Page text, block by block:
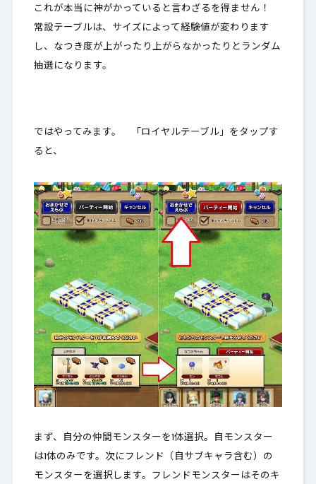
これが本当に神がかっていると言わざるを得ません！
常設テーブルは、サイズによって経験値が変わります
し、なつき度が上がったり上がらなかったりと ランダム
抽選 になります。
ではやってみます。 「ロイヤルテーブル」をタップす
ると、
まず、自分の仲間モンスターを1体選択。 自モンスター
は1体のみです。次にフレンド（自サブキャラ含む）の
モンスターを選択します。フレンドモンスターはそのキ